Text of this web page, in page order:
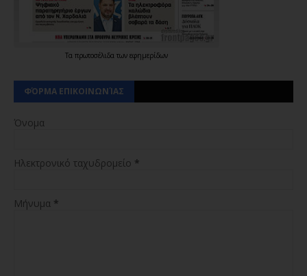
Τα πρωτοσέλιδα των εφημερίδων
ΦΌΡΜΑ ΕΠΙΚΟΙΝΩΝΊΑΣ
Όνομα
Ηλεκτρονικό ταχυδρομείο *
Μήνυμα *